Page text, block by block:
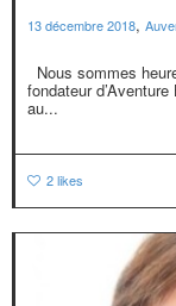
13 décembre 2018,
Nous sommes
fondateur
au...
2likes